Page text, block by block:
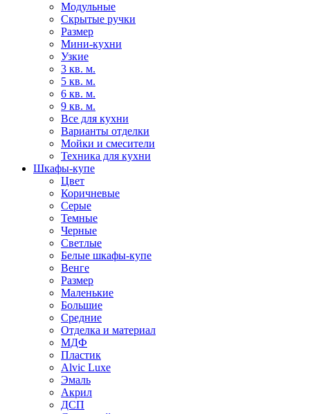
Модульные
Скрытые ручки
Размер
Мини-кухни
Узкие
3 кв. м.
5 кв. м.
6 кв. м.
9 кв. м.
Все для кухни
Варианты отделки
Мойки и смесители
Техника для кухни
Шкафы-купе
Цвет
Коричневые
Серые
Темные
Черные
Светлые
Белые шкафы-купе
Венге
Размер
Маленькие
Большие
Средние
Отделка и материал
МДФ
Пластик
Alvic Luxe
Эмаль
Акрил
ДСП